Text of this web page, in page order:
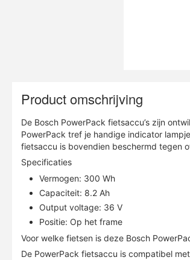
Product omschrijving
De Bosch PowerPack fietsaccu’s zijn
PowerPack tref je handige indicator
fietsaccu is bovendien beschermd tegen
Specificaties
Vermogen: 300 Wh
Capaciteit: 8.2 Ah
Output voltage: 36 V
Positie: Op het frame
Voor welke fietsen is deze Bosch
De PowerPack fietsaccu is compatibel